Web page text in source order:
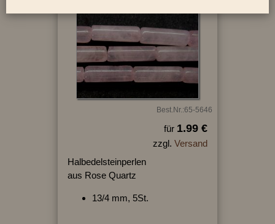
Best.Nr.:65-5646
für 1.99 €
zzgl. Versand
Halbedelsteinperlen
aus Rose Quartz
13/4 mm, 5St.